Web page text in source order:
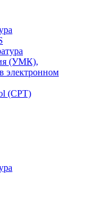
(УМК),
электронном
(CPT)